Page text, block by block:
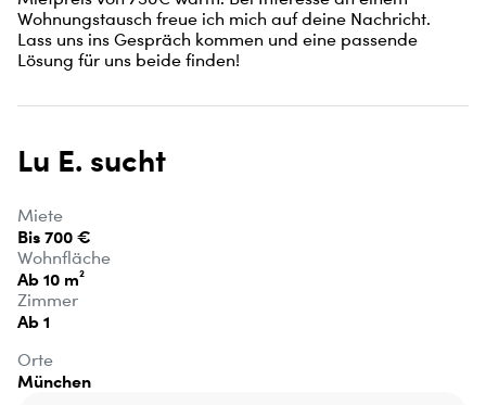
Wohnungstausch freue ich mich auf deine Nachricht.
Lass uns ins Gespräch kommen und eine passende
Lösung für uns beide finden!
Lu E. sucht
Miete
Bis 700 €
Wohnfläche
Ab 10 m²
Zimmer
Ab 1
Orte
München